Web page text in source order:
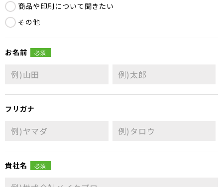
商品や印刷について聞きたい
その他
お名前 必須
フリガナ
貴社名 必須